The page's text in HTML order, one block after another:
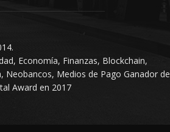
Economía, Finanzas, Blockchain,
Neobancos, Medios de Pago Ganador de
Award en 2017